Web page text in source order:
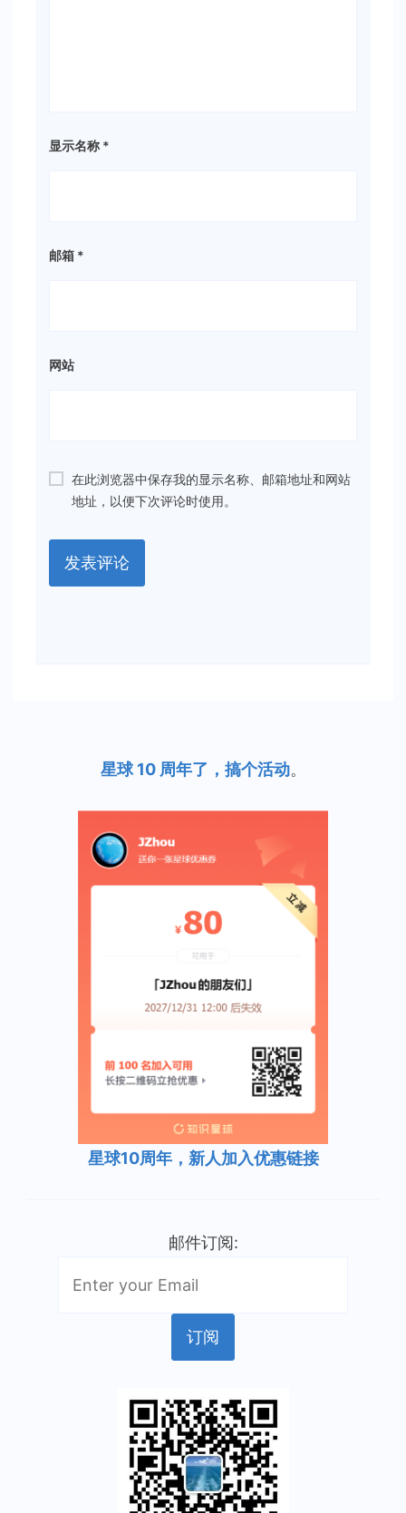
显示名称 *
邮箱 *
网站
在此浏览器中保存我的显示名称、邮箱地址和网站
地址，以便下次评论时使用。
星球 10 周年了，搞个活动。
星球10周年，新人加入优惠链接
邮件订阅: